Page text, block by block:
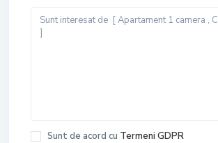
Sunt de acord cu Termeni GDPR